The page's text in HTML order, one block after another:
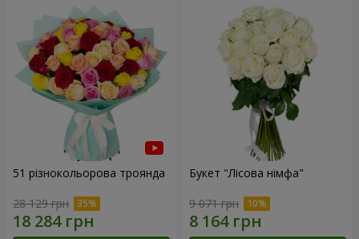
51 різнокольорова троянда
28 129 грн
Букет "Лісова німфа"
9 071 грн